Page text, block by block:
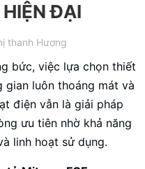
ĐẠI
thanh Hương
bức, việc lựa chọn thiết
gian luôn thoáng mát và
điện vẫn là giải pháp
ưu tiên nhờ khả năng
linh hoạt sử dụng.